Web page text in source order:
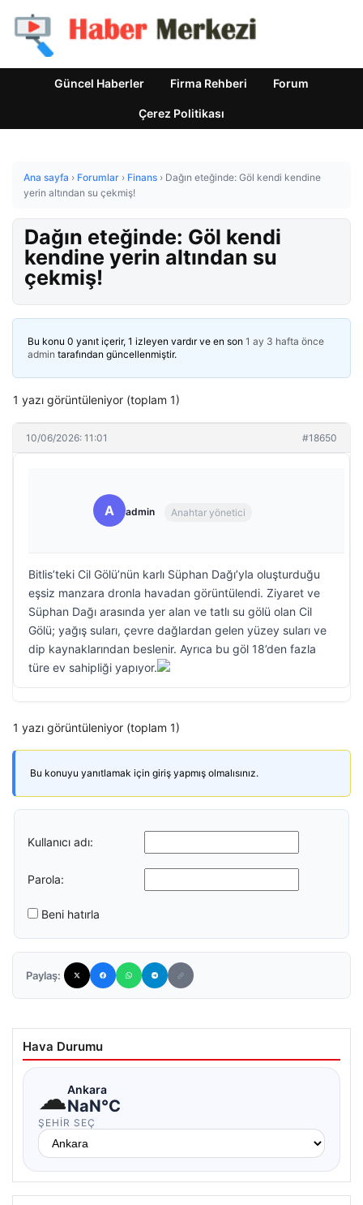
Güncel Haberler Firma Rehberi Forum
Çerez Politikası
Ana sayfa › Forumlar › Finans › Dağın eteğinde: Göl kendi kendine
yerin altından su çekmiş!
Dağın eteğinde: Göl kendi
kendine yerin altından su
çekmiş!
Bu konu 0 yanıt içerir, 1 izleyen vardır ve en son 1 ay 3 hafta önce
admin tarafından güncellenmiştir.
1 yazı görüntüleniyor (toplam 1)
10/06/2026: 11:01 #18650
A admin Anahtar yönetici
Bitlis’teki Cil Gölü’nün karlı Süphan Dağı’yla oluşturduğu
eşsiz manzara dronla havadan görüntülendi. Ziyaret ve
Süphan Dağı arasında yer alan ve tatlı su gölü olan Cil
Gölü; yağış suları, çevre dağlardan gelen yüzey suları ve
dip kaynaklarından beslenir. Ayrıca bu göl 18’den fazla
türe ev sahipliği yapıyor.
1 yazı görüntüleniyor (toplam 1)
Bu konuyu yanıtlamak için giriş yapmış olmalısınız.
Kullanıcı adı:
Parola:
Beni hatırla
Paylaş:
Hava Durumu
☁Ankara
NaN°C
ŞEHIR SEÇ